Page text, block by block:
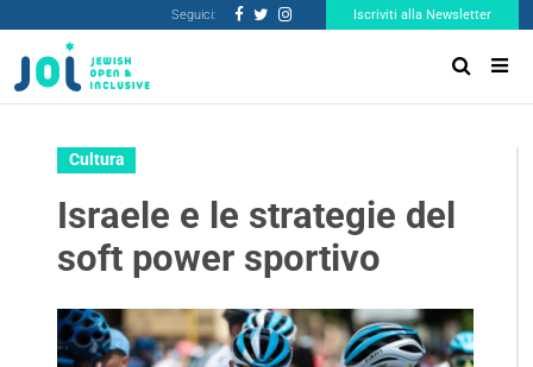
Seguici: Iscriviti alla Newsletter
Cultura
Israele e le strategie del
soft power sportivo